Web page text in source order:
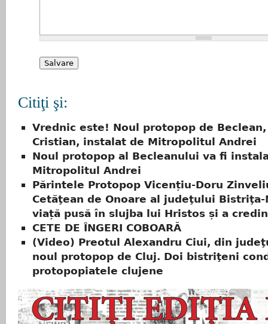
Citiţi şi:
Vrednic este! Noul protopop de Beclean,
Cristian, instalat de Mitropolitul Andrei
Noul protopop al Becleanului va fi
Mitropolitul Andrei
Părintele Protopop Vicențiu-Doru
Cetăţean de Onoare al judeţului Bistriţa-
viață pusă în slujba lui Hristos și a
CETE DE ÎNGERI COBOARĂ
(Video) Preotul Alexandru Ciui, din
noul protopop de Cluj. Doi bistriţeni
protopopiatele clujene